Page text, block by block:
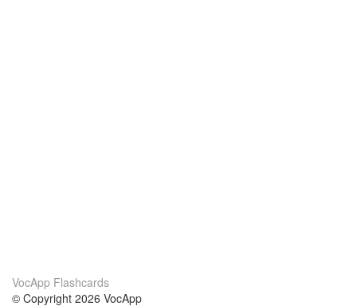
VocApp Flashcards
© Copyright 2026 VocApp